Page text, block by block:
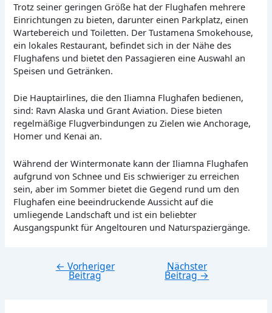
Trotz seiner geringen Größe hat der Flughafen mehrere
Einrichtungen zu bieten, darunter einen Parkplatz, einen
Wartebereich und Toiletten. Der Tustamena Smokehouse,
ein lokales Restaurant, befindet sich in der Nähe des
Flughafens und bietet den Passagieren eine Auswahl an
Speisen und Getränken.
Die Hauptairlines, die den Iliamna Flughafen bedienen,
sind: Ravn Alaska und Grant Aviation. Diese bieten
regelmäßige Flugverbindungen zu Zielen wie Anchorage,
Homer und Kenai an.
Während der Wintermonate kann der Iliamna Flughafen
aufgrund von Schnee und Eis schwieriger zu erreichen
sein, aber im Sommer bietet die Gegend rund um den
Flughafen eine beeindruckende Aussicht auf die
umliegende Landschaft und ist ein beliebter
Ausgangspunkt für Angeltouren und Naturspaziergänge.
Beitragsnavigation
← Vorheriger
Beitrag
Nächster
Beitrag→